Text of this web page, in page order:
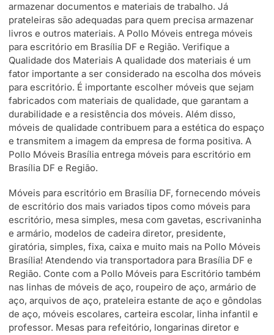
armazenar documentos e materiais de trabalho. Já
prateleiras são adequadas para quem precisa armazenar
livros e outros materiais. A Pollo Móveis entrega móveis
para escritório em Brasília DF e Região. Verifique a
Qualidade dos Materiais A qualidade dos materiais é um
fator importante a ser considerado na escolha dos móveis
para escritório. É importante escolher móveis que sejam
fabricados com materiais de qualidade, que garantam a
durabilidade e a resistência dos móveis. Além disso,
móveis de qualidade contribuem para a estética do espaço
e transmitem a imagem da empresa de forma positiva. A
Pollo Móveis Brasília entrega móveis para escritório em
Brasília DF e Região.
Móveis para escritório em Brasília DF, fornecendo móveis
de escritório dos mais variados tipos como móveis para
escritório, mesa simples, mesa com gavetas, escrivaninha
e armário, modelos de cadeira diretor, presidente,
giratória, simples, fixa, caixa e muito mais na Pollo Móveis
Brasília! Atendendo via transportadora para Brasília DF e
Região. Conte com a Pollo Móveis para Escritório também
nas linhas de móveis de aço, roupeiro de aço, armário de
aço, arquivos de aço, prateleira estante de aço e gôndolas
de aço, móveis escolares, carteira escolar, linha infantil e
professor. Mesas para refeitório, longarinas diretor e